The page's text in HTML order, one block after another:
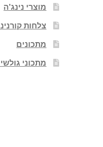
מוצרי נינג'ה
צלחות
מתכונים
מתכוני